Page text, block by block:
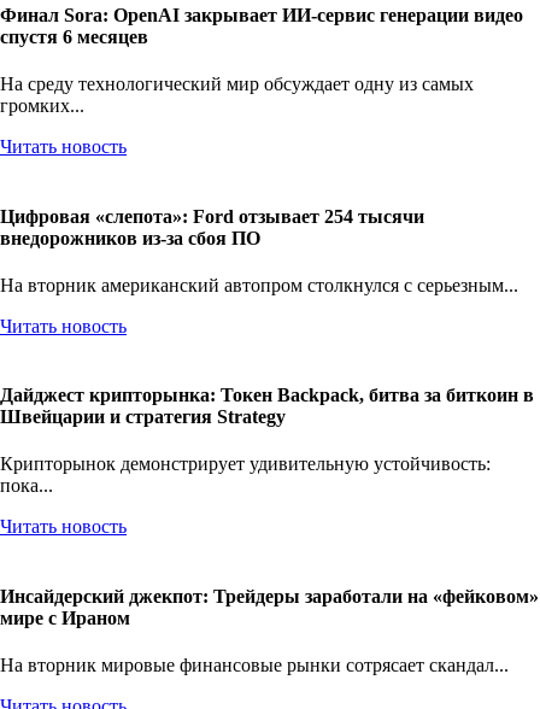
Финал Sora: OpenAI закрывает ИИ-сервис генерации видео
спустя 6 месяцев
На среду технологический мир обсуждает одну из самых
громких...
Читать новость
Цифровая «слепота»: Ford отзывает 254 тысячи
внедорожников из-за сбоя ПО
На вторник американский автопром столкнулся с серьезным...
Читать новость
Дайджест крипторынка: Токен Backpack, битва за биткоин в
Швейцарии и стратегия Strategy
Крипторынок демонстрирует удивительную устойчивость:
пока...
Читать новость
Инсайдерский джекпот: Трейдеры заработали на «фейковом»
мире с Ираном
На вторник мировые финансовые рынки сотрясает скандал...